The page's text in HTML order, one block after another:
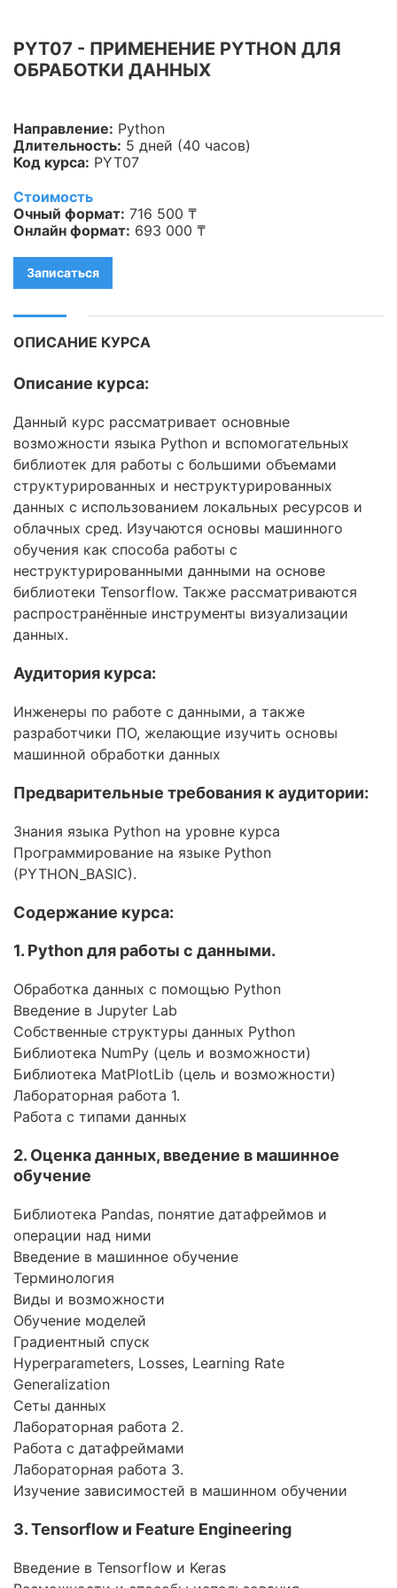
безопасность
Veeam
Industry 4.0
IBM
Kubernetes
Оптические коммуникации
HAproxy
Aruba
DevOps
Wireshark
Juniper
Palo Alto
NetApp
Checkpoint
Бизнес
Маркетинг
Юриспруденция
Бухгалтерия
Power BI и управление
PostgreSQL
VMware
PYT07 - ПРИМЕНЕНИЕ PYTHON ДЛЯ
ОБРАБОТКИ ДАННЫХ
Направление: Python
Длительность: 5 дней (40 часов)
Код курса: PYT07
Стоимость
Очный формат: 716 500 ₸
Онлайн формат: 693 000 ₸
Записаться
ОПИСАНИЕ КУРСА
Описание курса:
Данный курс рассматривает основные
возможности языка Python и вспомогательных
библиотек для работы с большими объемами
структурированных и неструктурированных
данных с использованием локальных ресурсов и
облачных сред. Изучаются основы машинного
обучения как способа работы с
неструктурированными данными на основе
библиотеки Tensorflow. Также рассматриваются
распространённые инструменты визуализации
данных.
Аудитория курса:
Инженеры по работе с данными, а также
разработчики ПО, желающие изучить основы
машинной обработки данных
Предварительные требования к аудитории:
Знания языка Python на уровне курса
Программирование на языке Python
(PYTHON_BASIC).
Содержание курса:
1. Python для работы с данными.
Обработка данных с помощью Python
Введение в Jupyter Lab
Собственные структуры данных Python
Библиотека NumPy (цель и возможности)
Библиотека MatPlotLib (цель и возможности)
Лабораторная работа 1.
Работа с типами данных
2. Оценка данных, введение в машинное
обучение
Библиотека Pandas, понятие датафреймов и
операции над ними
Введение в машинное обучение
Терминология
Виды и возможности
Обучение моделей
Градиентный спуск
Hyperparameters, Losses, Learning Rate
Generalization
Сеты данных
Лабораторная работа 2.
Работа с датафреймами
Лабораторная работа 3.
Изучение зависимостей в машинном обучении
3. Tensorflow и Feature Engineering
Введение в Tensorflow и Keras